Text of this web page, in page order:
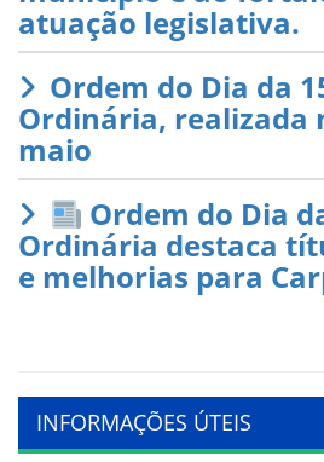
atuação legislativa.
Ordem do Dia da
Ordinária, realizada
maio
Ordem do Dia
Ordinária destaca
e melhorias para
INFORMAÇÕES ÚTEIS